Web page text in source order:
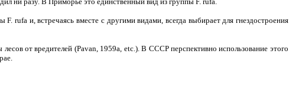
и, встречаясь вместе с другими видами, всегда выбирает для гнездостроения
от вредителей (Pavan, 1959а, etc.). В СССР перспективно использование этого